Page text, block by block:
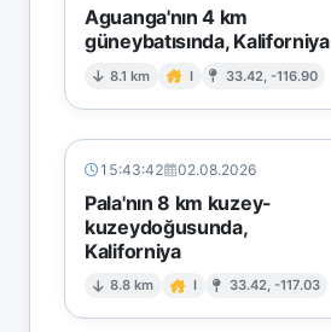
Aguanga'nın 4 km
güneybatısında, Kaliforniya
8.1 km I 33.42, -116.90
15:43:42 02.08.2026
Pala'nın 8 km kuzey-
kuzeydoğusunda,
Kaliforniya
8.8 km I 33.42, -117.03